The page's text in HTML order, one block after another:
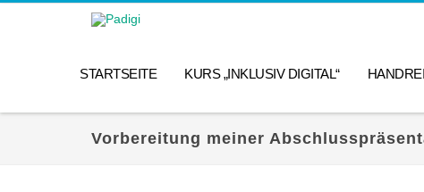
STARTSEITE KURS „INKLUSIV DIGITAL“
Vorbereitung meiner